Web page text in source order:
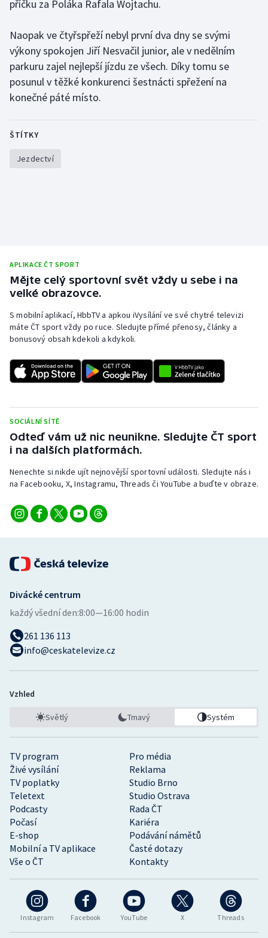
Krasobruslení
Lezení
Lyže a snowboard
Moderní pětiboj
Olympijské hry
Ragby
Rychlobruslení
Rychlostní kanoistika
Sportovní střelba
Stolní tenis
Triatlon
Veslování
Volejbal
Ostatní
příčku za Poláka Rafala Wojtachu.
Naopak ve čtyřspřeží nebyl první dva dny se svými
výkony spokojen Jiří Nesvačil junior, ale v nedělním
parkuru zajel nejlepší jízdu ze všech. Díky tomu se
posunul v těžké konkurenci šestnácti spřežení na
konečné páté místo.
ŠTÍTKY
Jezdectví
APLIKACE ČT SPORT
Mějte celý sportovní svět vždy u sebe i na
velké obrazovce.
S mobilní aplikací, HbbTV a apkou iVysílání ve své chytré televizi
máte ČT sport vždy po ruce. Sledujte přímé přenosy, články a
bonusový obsah kdekoli a kdykoli.
SOCIÁLNÍ SÍTĚ
Odteď vám už nic neunikne. Sledujte ČT sport
i na dalších platformách.
Nenechte si nikde ujít nejnovější sportovní události. Sledujte nás i
na Facebooku, X, Instagramu, Threads či YouTube a buďte v obraze.
Instagram Facebook YouTube X Threads
TV program
Pro média
Živé vysílání
Reklama
TV poplatky
Studio Brno
Teletext
Studio Ostrava
Podcasty
Rada ČT
Počasí
Kariéra
E-shop
Podávání námětů
Mobilní a TV aplikace
Časté dotazy
Vše o ČT
Kontakty
Divácké centrum
každý všední den:8:00—16:00 hodin
261 136 113
info@ceskatelevize.cz
Vzhled
Světlý Tmavý Systém